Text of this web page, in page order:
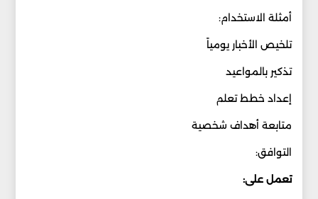
أمثلة الاستخدام:
تلخيص الأخبار يومياً
تذكير بالمواعيد
إعداد خطط تعلم
متابعة أهداف شخصية
التوافق:
تعمل على: